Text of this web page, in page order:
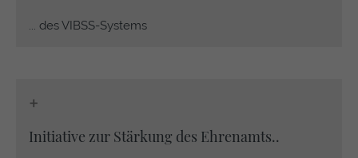
... des VIBSS-Systems
+
Initiative zur Stärkung des Ehrenamts..